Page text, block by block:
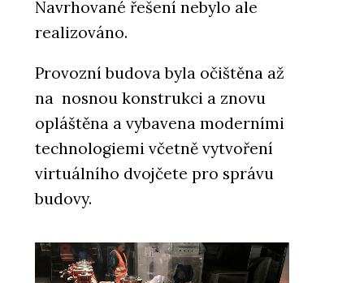
Navrhované řešení nebylo ale
realizováno.
Provozní budova byla očištěna až
na nosnou konstrukci a znovu
opláštěna a vybavena moderními
technologiemi včetně vytvoření
virtuálního dvojčete pro správu
budovy.